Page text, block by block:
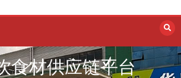
食材供应链平台